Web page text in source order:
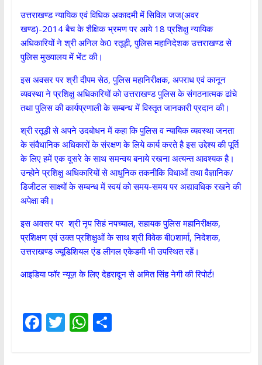
उत्तराखण्ड न्यायिक एवं विधिक अकादमी में सिविल जज(अवर
खण्ड)-2014 बैच के शैक्षिक भ्रमण पर आये 18 प्रशिक्षु न्यायिक
अधिकारियों ने श्री अनिल के0 रतूड़ी, पुलिस महानिदेशक उत्तराखण्ड से
पुलिस मुख्यालय में भेंट की।
इस अवसर पर श्री दीपम सेठ, पुलिस महानिरीक्षक, अपराध एवं कानून
व्यवस्था ने प्रशिक्षु अधिकारियों को उत्तराखण्ड पुलिस के संगठनात्मक ढांचे
तथा पुलिस की कार्यप्रणाली के सम्बन्ध में विस्तृत जानकारी प्रदान की।
श्री रतूड़ी से अपने उदबोधन में कहा कि पुलिस व न्यायिक व्यवस्था जनता
के संवैधानिक अधिकारों के संरक्षण के लिये कार्य करते है इस उद्देश्य की पूर्ति
के लिए हमें एक दूसरे के साथ समन्वय बनाये रखना अत्यन्त आवश्यक है।
उन्होने प्रशिक्षु अधिकारियों से आधुनिक तकनीकि विधाओं तथा वैज्ञानिक/
डिजीटल साक्ष्यों के सम्बन्ध में स्वयं को समय-समय पर अद्यावधिक रखने की
अपेक्षा की।
इस अवसर पर श्री नृप सिहं नपच्याल, सहायक पुलिस महानिरीक्षक,
प्रशिक्षण एवं उक्त प्रशिक्षुओं के साथ श्री विवेक बी0शार्मा, निदेशक,
उत्तराखण्ड ज्यूडिशियल एंड लीगल एकेडमी भी उपस्थित रहें।
आइडिया फॉर न्यूज़ के लिए देहरादून से अमित सिंह नेगी की रिपोर्ट!
F T W S